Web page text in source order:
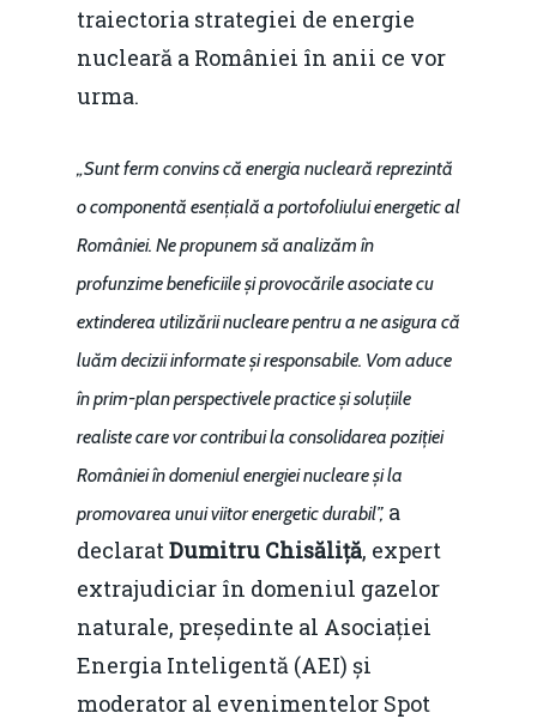
traiectoria strategiei de energie
nucleară a României în anii ce vor
urma.
„Sunt ferm convins că energia nucleară reprezintă
o componentă esențială a portofoliului energetic al
României. Ne propunem să analizăm în
profunzime beneficiile și provocările asociate cu
extinderea utilizării nucleare pentru a ne asigura că
luăm decizii informate și responsabile. Vom aduce
în prim-plan perspectivele practice și soluțiile
realiste care vor contribui la consolidarea poziției
României în domeniul energiei nucleare și la
promovarea unui viitor energetic durabil”, a
declaratDumitru Chisăliță, expert
extrajudiciar în domeniul gazelor
naturale, președinte al Asociației
Energia Inteligentă (AEI) și
moderator al evenimentelor Spot
Noutăți
Foto
Modelul economic
România – orizont
resurselor naturale
Piaţa gazelor naturale:
predictibilitate,
concurenţă.
Soluții de
IMM
Rolul băncilor în
IMM
Redresare vs.
Video
Marea Neagră în Noua
economie
Politici Europene în
Economie
Video Forum Marea
predictibilitate,
concurență.
EM360 Talk
Contact
Burse pentru
Daniel Apostol
Email: